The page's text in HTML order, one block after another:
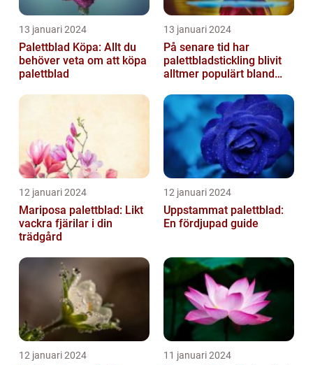
13 januari 2024
Palettblad Köpa: Allt du
behöver veta om att köpa
palettblad
13 januari 2024
På senare tid har
palettbladstickling blivit
alltmer populärt bland
12 januari 2024
Mariposa palettblad: Likt
vackra fjärilar i din
trädgård
12 januari 2024
Uppstammat palettblad:
En fördjupad guide
12 januari 2024 11 januari 2024